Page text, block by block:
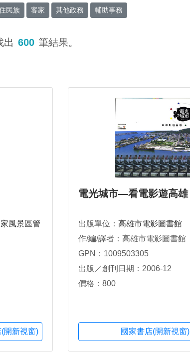
民族 客家 其他政務 輔助事務
出 600 筆結果。
風景區管
開新視窗)
電光城市—看電影遊高雄
出版單位： 高雄市電影圖書館
作/編/譯者：高雄市電影圖書館
GPN：1009503305
出版／創刊日期：2006-12
價格：800
國家書店(開新視窗)